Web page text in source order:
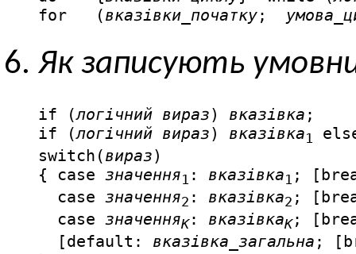
for   (вказівки_початку;
Як записують
if (логічний вираз) вказівка ;
if (логічний вираз) вказівка1
switch(вираз)
{ case значення1 : вказівка1 ;
  case
значення2 : вказівка2 ;
  case
значенняК: вказівкаK;
  [default:
вказівка_загальна ;